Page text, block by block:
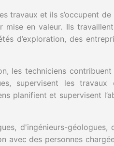
travaux et ils s’occupent
en valeur. Ils
d’exploration, des
les techniciens
supervisent les
planifient et supervisent
d'ingénieurs-géologues,
avec des personnes